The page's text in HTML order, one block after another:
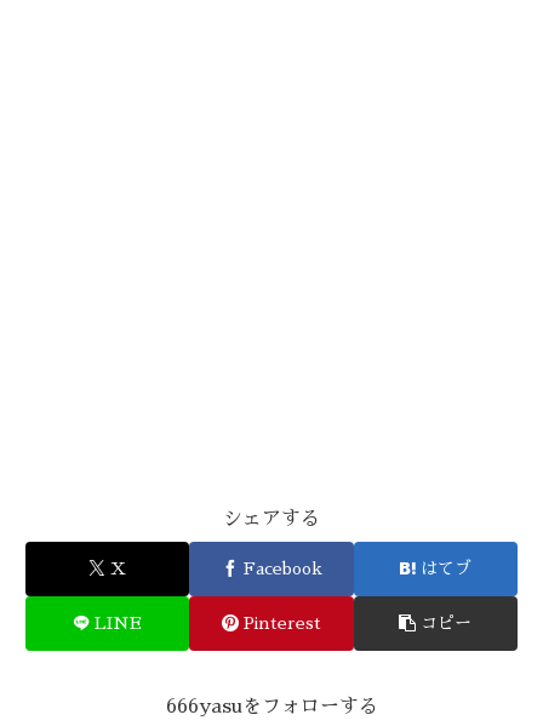
シェアする
X Facebook はてブ
LINE Pinterest コピー
666yasuをフォローする